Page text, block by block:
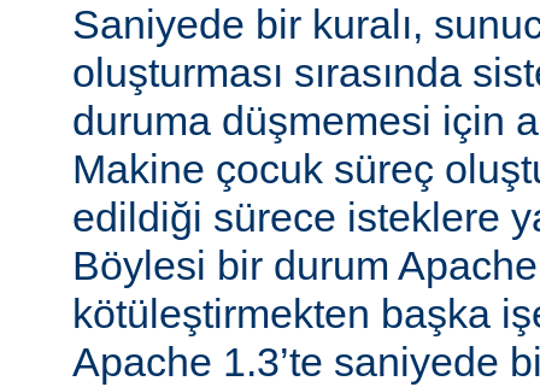
Saniyede bir kuralı,
oluşturması sırasında
duruma düşmemesi için
Makine çocuk süreç
edildiği sürece isteklere
Böylesi bir durum
kötüleştirmekten başka
Apache 1.3’te saniyede